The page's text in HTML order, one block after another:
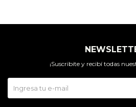
¡Suscribite y recibí todas